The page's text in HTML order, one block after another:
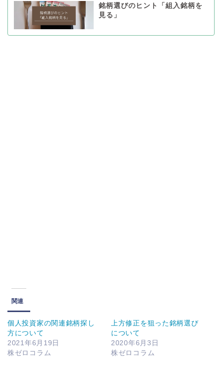
銘柄選びのヒント「組入銘柄を
見る」
関連
個人投資家の関連銘柄探し
方について
2021年6月19日
株ゼロコラム
上方修正を狙った銘柄選び
について
2020年6月3日
株ゼロコラム